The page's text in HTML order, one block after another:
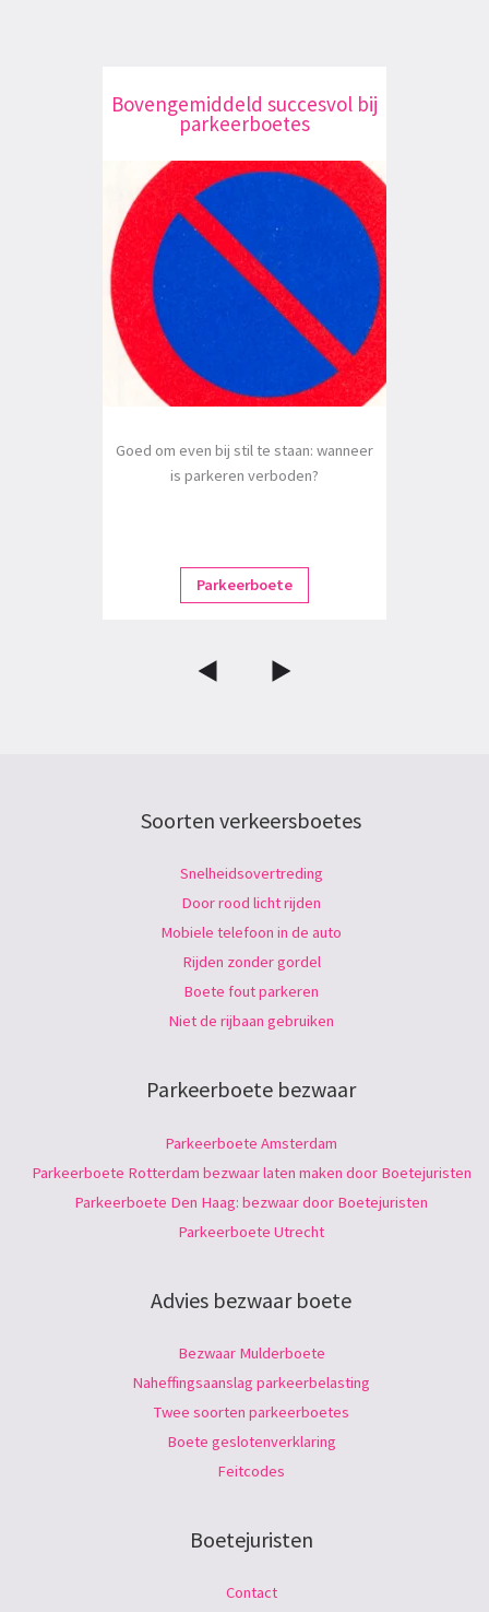
Bovengemiddeld succesvol bij
parkeerboetes
Goed om even bij stil te staan: wanneer
is parkeren verboden?
Parkeerboete
Soorten verkeersboetes
Snelheidsovertreding
Door rood licht rijden
Mobiele telefoon in de auto
Rijden zonder gordel
Boete fout parkeren
Niet de rijbaan gebruiken
Parkeerboete bezwaar
Parkeerboete Amsterdam
Parkeerboete Rotterdam bezwaar laten maken door Boetejuristen
Parkeerboete Den Haag: bezwaar door Boetejuristen
Parkeerboete Utrecht
Advies bezwaar boete
Bezwaar Mulderboete
Naheffingsaanslag parkeerbelasting
Twee soorten parkeerboetes
Boete geslotenverklaring
Feitcodes
Boetejuristen
Contact